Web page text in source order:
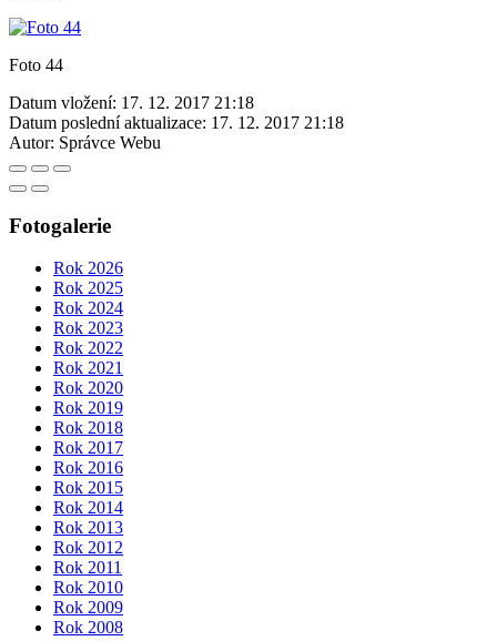
Foto 44
Datum vložení: 17. 12. 2017 21:18
Datum poslední aktualizace: 17. 12. 2017 21:18
Autor: Správce Webu
Fotogalerie
Rok 2026
Rok 2025
Rok 2024
Rok 2023
Rok 2022
Rok 2021
Rok 2020
Rok 2019
Rok 2018
Rok 2017
Rok 2016
Rok 2015
Rok 2014
Rok 2013
Rok 2012
Rok 2011
Rok 2010
Rok 2009
Rok 2008